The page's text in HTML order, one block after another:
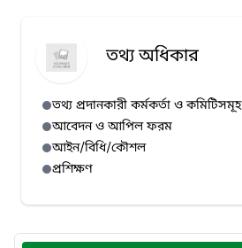
তথ্য অধিকার
তথ্য প্রদানকারী কর্মকর্তা ও কমিটিসমূহ
আবেদন ও আপিল ফরম
আইন/বিধি/কৌশল
প্রশিক্ষণ